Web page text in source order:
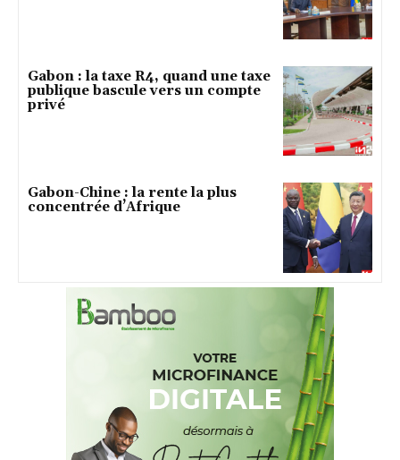
Gabon : la taxe R4, quand une taxe
publique bascule vers un compte
privé
Gabon-Chine : la rente la plus
concentrée d’Afrique